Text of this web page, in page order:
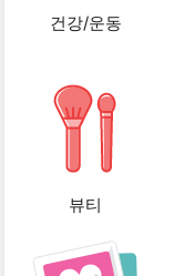
건강/운동
뷰티